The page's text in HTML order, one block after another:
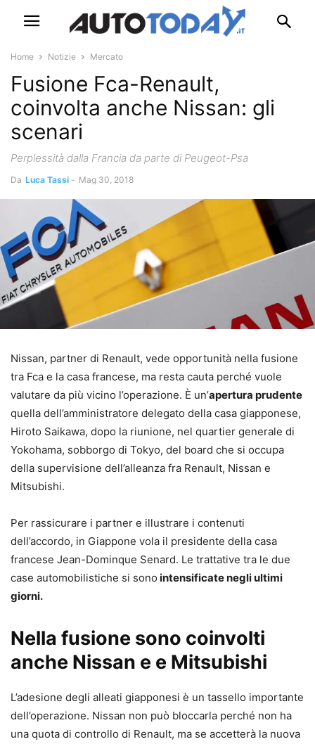
Home Notizie Mercato
Fusione Fca-Renault,
coinvolta anche Nissan: gli
scenari
Perplessità dalla Francia da parte di Peugeot-Psa
Da Luca Tassi - Mag 30, 2018
Nissan, partner di Renault, vede opportunità nella fusione
tra Fca e la casa francese, ma resta cauta perché vuole
valutare da più vicino l’operazione. È un’apertura prudente
quella dell’amministratore delegato della casa giapponese,
Hiroto Saikawa, dopo la riunione, nel quartier generale di
Yokohama, sobborgo di Tokyo, del board che si occupa
della supervisione dell’alleanza fra Renault, Nissan e
Mitsubishi.
Per rassicurare i partner e illustrare i contenuti
dell’accordo, in Giappone vola il presidente della casa
francese Jean-Dominque Senard. Le trattative tra le due
case automobilistiche si sono intensificate negli ultimi
giorni.
Nella fusione sono coinvolti
anche Nissan e e Mitsubishi
L’adesione degli alleati giapponesi è un tassello importante
dell’operazione. Nissan non può bloccarla perché non ha
una quota di controllo di Renault, ma se accetterà la nuova